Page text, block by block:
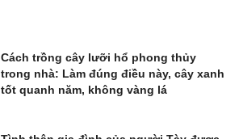
Cách trồng cây lưỡi hổ phong thủy
trong nhà: Làm đúng điều này, cây xanh
tốt quanh năm, không vàng lá